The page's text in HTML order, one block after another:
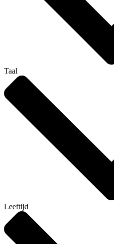
Taal
Leeftijd